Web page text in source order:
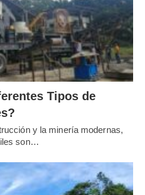
Tipos de
y la minería modernas,
son…